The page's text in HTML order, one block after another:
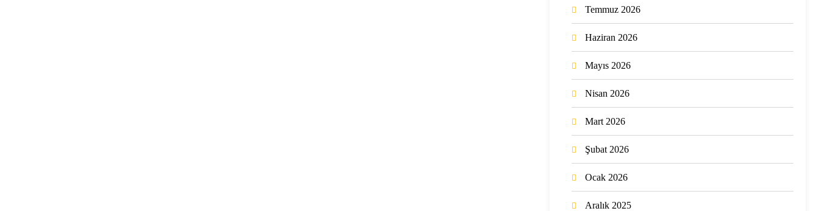
Temmuz 2026
Haziran 2026
Mayıs 2026
Nisan 2026
Mart 2026
Şubat 2026
Ocak 2026
Aralık 2025